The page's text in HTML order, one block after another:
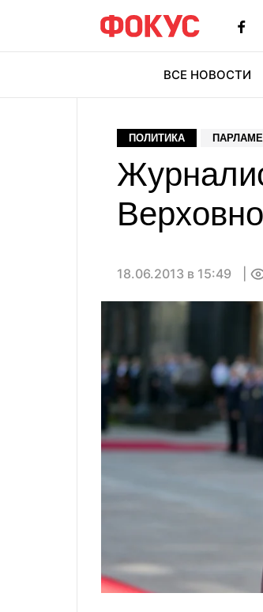
ВСЕ НОВОСТИ
ПОЛИТИКА
18.06.2013 в 15:49